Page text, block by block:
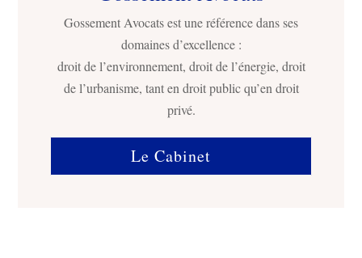
Gossement Avocats est une référence dans ses
domaines d’excellence :
droit de l’environnement, droit de l’énergie, droit
de l’urbanisme, tant en droit public qu’en droit
privé.
Le Cabinet